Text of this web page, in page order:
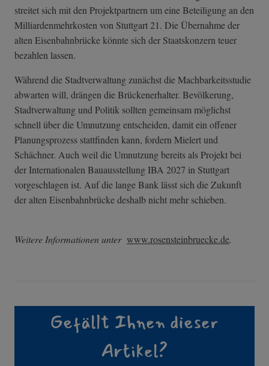
streitet sich mit den Projektpartnern um eine Beteiligung an den
Milliardenmehrkosten von Stuttgart 21. Die Übernahme der
alten Eisenbahnbrücke könnte sich der Staatskonzern teuer
bezahlen lassen.
Während die Stadtverwaltung zunächst die Machbarkeitsstudie
abwarten will, drängen die Brückenerhalter. Bevölkerung,
Stadtverwaltung und Politik sollten gemeinsam möglichst
schnell über die Umnutzung entscheiden, damit ein offener
Planungsprozess stattfinden kann, fordern Mielert und
Schächner. Auch weil die Umnutzung bereits als Projekt bei
der Internationalen Bauausstellung IBA 2027 in Stuttgart
vorgeschlagen ist. Auf die lange Bank lässt sich die Zukunft
der alten Eisenbahnbrücke deshalb nicht mehr schieben.
Weitere Informationen unter www.rosensteinbruecke.de.
Gefällt Ihnen dieser
Artikel?